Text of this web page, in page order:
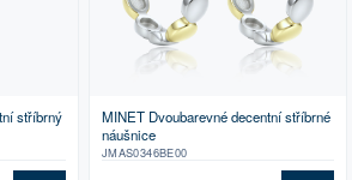
stříbrný
MINET Dvoubarevné decentní stříbrné
náušnice
JMAS0346BE00